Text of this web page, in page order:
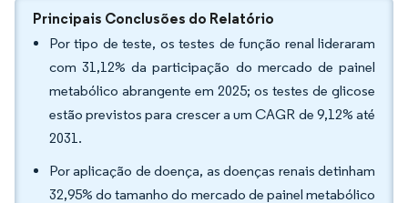
Principais Conclusões do Relatório
Por tipo de teste, os testes de função renal lideraram
com 31,12% da participação do mercado de painel
metabólico abrangente em 2025; os testes de glicose
estão previstos para crescer a um CAGR de 9,12% até
2031.
Por aplicação de doença, as doenças renais detinham
32,95% do tamanho do mercado de painel metabólico